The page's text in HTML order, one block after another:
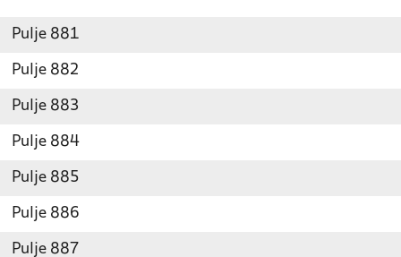
Pulje 881
Pulje 882
Pulje 883
Pulje 884
Pulje 885
Pulje 886
Pulje 887